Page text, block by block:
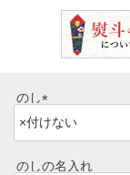
よくある質問
焼き方レシピ
レビュー一覧
のし
(
必
須
のしの名入れ